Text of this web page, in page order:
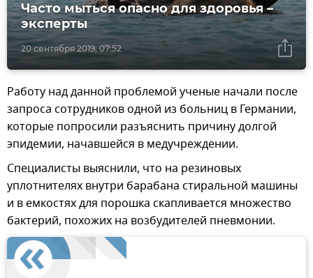
20 сентября 2019, 07:52
Часто мыться опасно для здоровья –
эксперты
Работу над данной проблемой ученые начали после
запроса сотрудников одной из больниц в Германии,
которые попросили разъяснить причину долгой
эпидемии, начавшейся в медучреждении.
Специалисты выяснили, что на резиновых
уплотнителях внутри барабана стиральной машины
и в емкостях для порошка скапливается множество
бактерий, похожих на возбудителей пневмонии.